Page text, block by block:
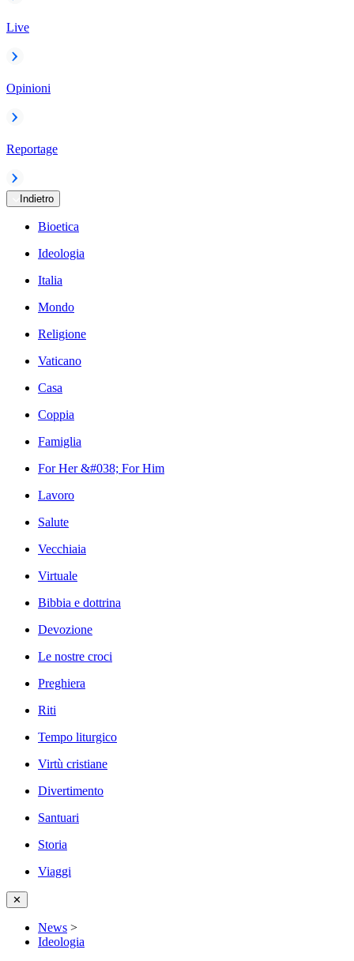
Live
Opinioni
Reportage
Indietro
Bioetica
Ideologia
Italia
Mondo
Religione
Vaticano
Casa
Coppia
Famiglia
For Her &#038; For Him
Lavoro
Salute
Vecchiaia
Virtuale
Bibbia e dottrina
Devozione
Le nostre croci
Preghiera
Riti
Tempo liturgico
Virtù cristiane
Divertimento
Santuari
Storia
Viaggi
✕
News >
Ideologia